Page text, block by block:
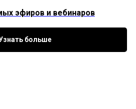
эфиров и вебинаров
больше